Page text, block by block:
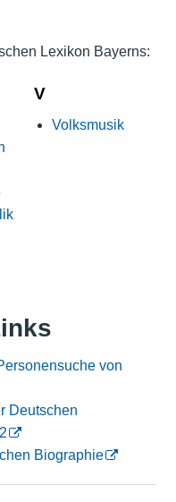
Lexikon Bayerns:
V
Volksmusik
von
Deutschen
Biographie